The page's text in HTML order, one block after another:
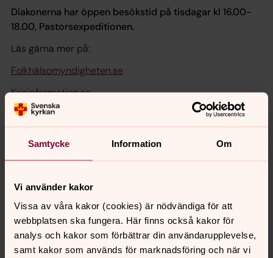
Samtycke Information Om
Vi använder kakor
Vissa av våra kakor (cookies) är nödvändiga för att
webbplatsen ska fungera. Här finns också kakor för
analys och kakor som förbättrar din användarupplevelse,
samt kakor som används för marknadsföring och när vi
Diakonerna har öppen besökstid på tisdagar kl 16.00-
18.00, Pastorsexpeditionen.
Läs gärna mer på:
Folkhälsomyndigheten.se
Krisinformation.se
Västerås stifts hemsida
Välkomna!
Digitala gudstjänster och
evenemang
Många församlingar sänder gudstjänster och andra